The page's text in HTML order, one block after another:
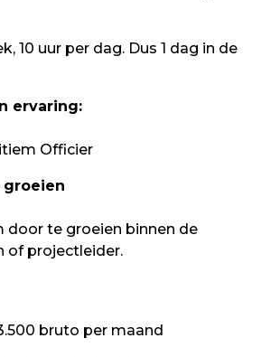
10 uur per dag. Dus 1 dag in de
ervaring:
Officier
door te groeien binnen de
of projectleider.
bruto per maand